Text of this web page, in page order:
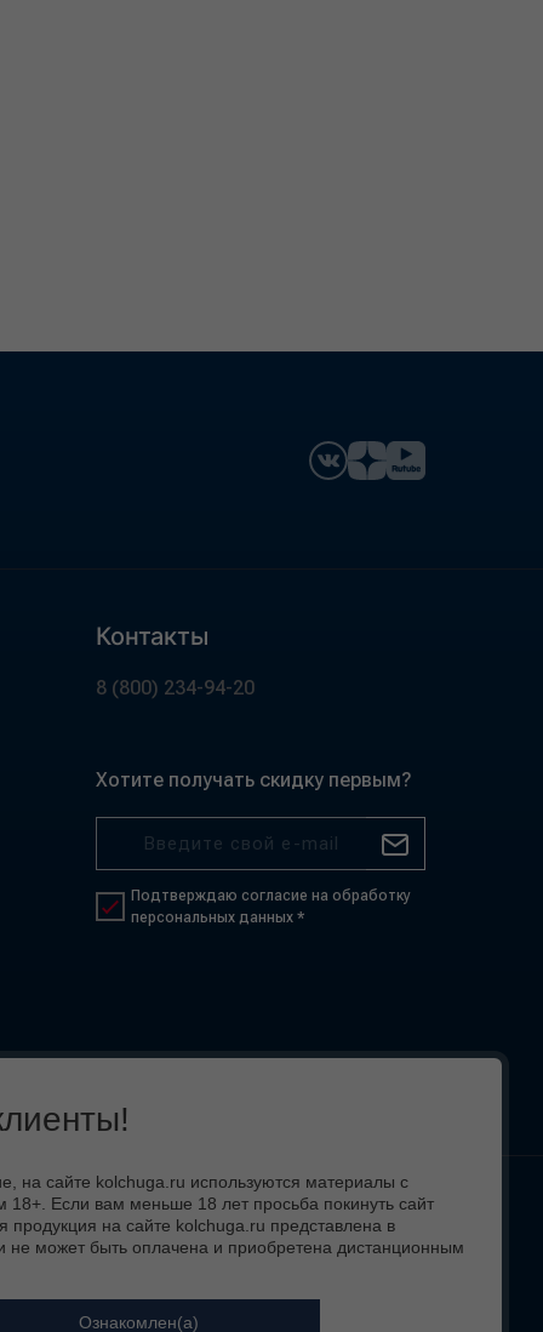
Контакты
8 (800) 234-94-20
Хотите получать скидку первым?
Подтверждаю согласие на обработку
персональных данных *
на сайте kolchuga.ru используются материалы с
18+. Если вам меньше 18 лет просьба покинуть сайт
продукция на сайте kolchuga.ru представлена в
не может быть оплачена и приобретена дистанционным
Ознакомлен(а)